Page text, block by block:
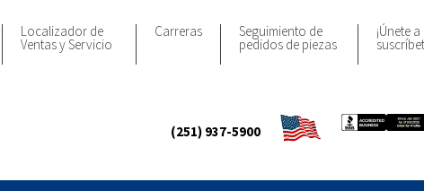
Localizador de
Ventas y Servicio
Carreras Seguimiento de
pedidos de piezas
¡Únete
(251) 937-5900